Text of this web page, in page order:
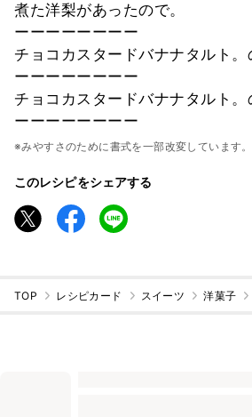
煮た洋梨があったので。
ーーーーーーーー
チョコカスタードバナナタルト。
ーーーーーーーー
チョコカスタードバナナタルト。
ーーーーーーーー
※みやすさのために書式を一部改変しています。
このレシピをシェアする
TOP レシピカード スイーツ 洋菓子